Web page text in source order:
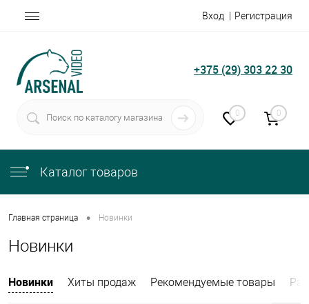
Вход Регистрация
+375 (29) 303 22 30
0 0
Каталог товаров
Главная страница • Новинки
Новинки
Новинки Хиты продаж Рекомендуемые товары